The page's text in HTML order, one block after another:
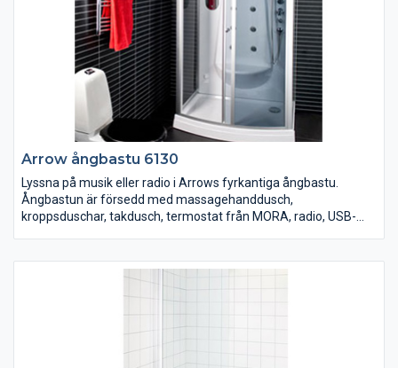
Arrow ångbastu 6130
Lyssna på musik eller radio i Arrows fyrkantiga ångbastu.
Ångbastun är försedd med massagehanddusch,
kroppsduschar, takdusch, termostat från MORA, radio, USB-
tonat säkerhetsglas. 850x1150 mm. Höjd 2170 mm.